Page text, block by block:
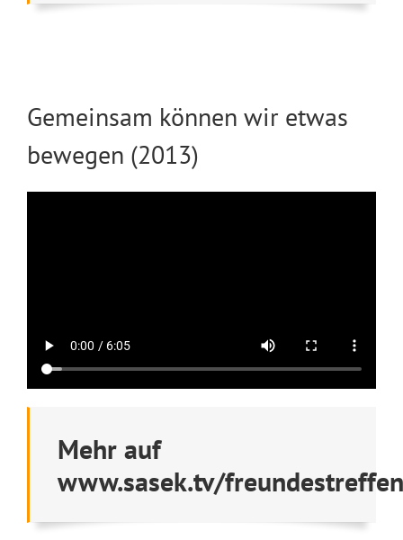
Gemeinsam können wir etwas
bewegen (2013)
Mehr auf
www.sasek.tv/